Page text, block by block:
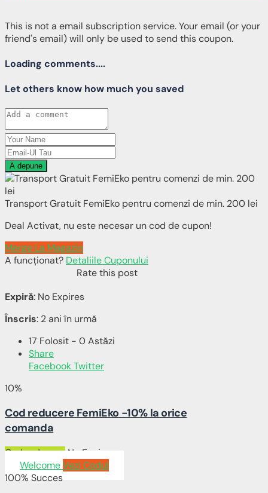
This is not a email subscription service. Your email (or your
friend's email) will only be used to send this coupon.
Loading comments....
Let others know how much you saved
A depune
Transport Gratuit FemiEko pentru comenzi de min. 200 lei
Deal Activat, nu este necesar un cod de cupon!
Merge La Magazin
A funcționat? Detaliile Cuponului
Rate this post
Expiră: No Expires
Înscris: 2 ani în urmă
17 Folosit - 0 Astăzi
Share
FacebookTwitter
10%
Cod reducere FemiEko -10% la orice
comanda
Cod reducere No Expires
WelcomeVezi Codul
100% Succes